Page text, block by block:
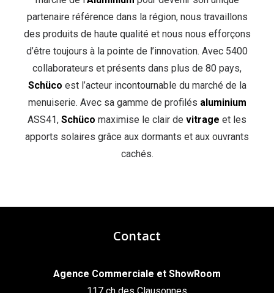
partenaire référence dans la région, nous travaillons
des produits de haute qualité et nous nous efforçons
d’être toujours à la pointe de l’innovation. Avec 5400
collaborateurs et présents dans plus de 80 pays,
Schüco est l’acteur incontournable du marché de la
menuiserie. Avec sa gamme de profilés aluminium
ASS41, Schüco maximise le clair de vitrage et les
apports solaires grâce aux dormants et aux ouvrants
cachés.
Contact
Agence Commerciale et ShowRoom